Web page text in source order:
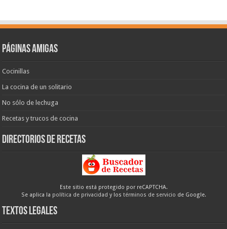
Páginas amigas
Cocinillas
La cocina de un solitario
No sólo de lechuga
Recetas y trucos de cocina
Directorios de recetas
Este sitio está protegido por reCAPTCHA.
Se aplica la política de privacidad y los términos de servicio de Google.
Textos legales